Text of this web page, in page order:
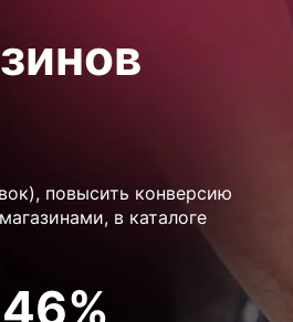
повысить конверсию
в каталоге